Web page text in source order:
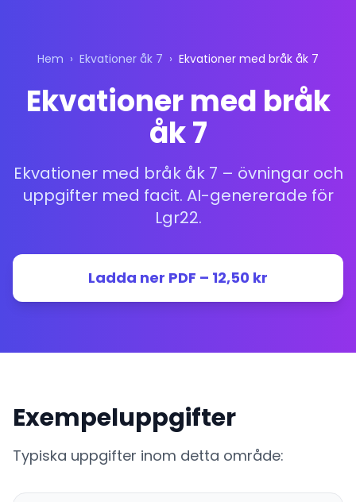
Hem › Ekvationer åk 7 › Ekvationer med bråk åk 7
Ekvationer med bråk
åk 7
Ekvationer med bråk åk 7 – övningar och
uppgifter med facit. AI-genererade för
Lgr22.
Ladda ner PDF – 12,50 kr
Exempeluppgifter
Typiska uppgifter inom detta område: